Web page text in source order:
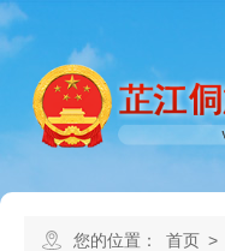
您的位置： 首页 >